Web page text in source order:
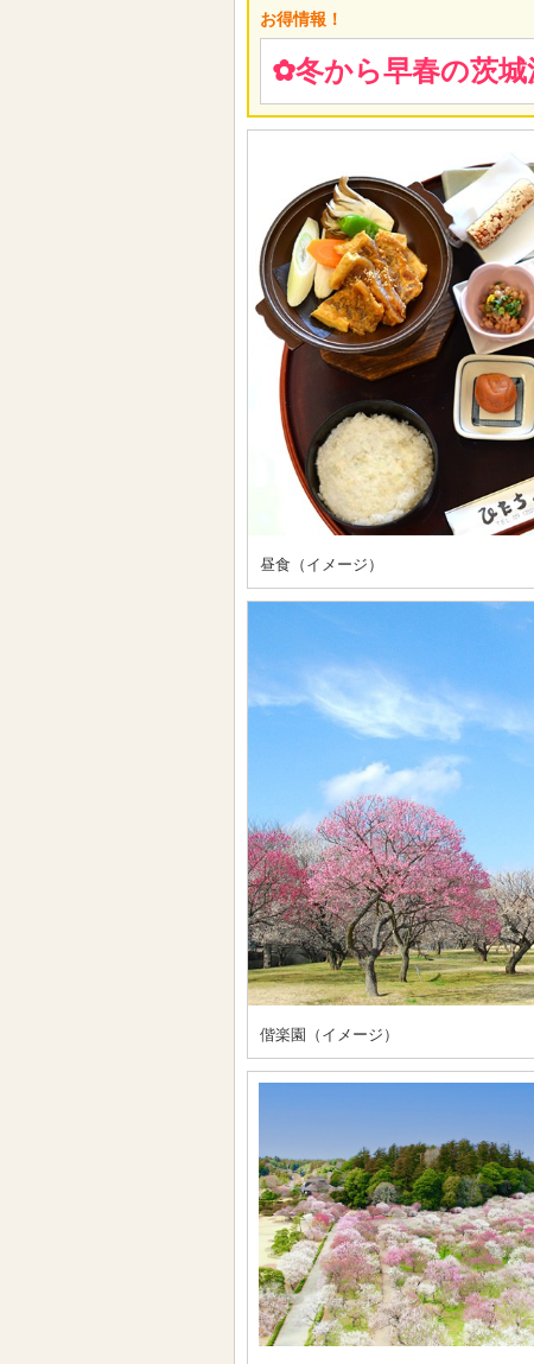
お得情報！
✿冬から早春の茨
昼食（イメージ）
偕楽園（イメージ）